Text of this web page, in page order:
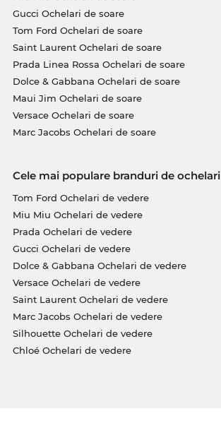
Gucci Ochelari de soare
Tom Ford Ochelari de soare
Saint Laurent Ochelari de soare
Prada Linea Rossa Ochelari de soare
Dolce & Gabbana Ochelari de soare
Maui Jim Ochelari de soare
Versace Ochelari de soare
Marc Jacobs Ochelari de soare
Cele mai populare branduri de ochelari
Tom Ford Ochelari de vedere
Miu Miu Ochelari de vedere
Prada Ochelari de vedere
Gucci Ochelari de vedere
Dolce & Gabbana Ochelari de vedere
Versace Ochelari de vedere
Saint Laurent Ochelari de vedere
Marc Jacobs Ochelari de vedere
Silhouette Ochelari de vedere
Chloé Ochelari de vedere